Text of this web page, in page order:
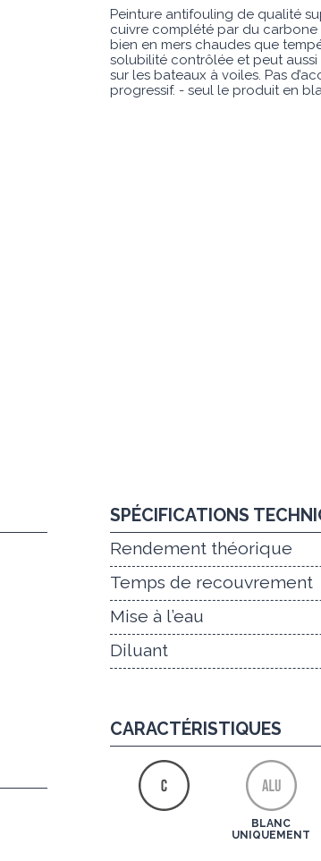
Peinture antifouling de qualité
cuivre complété par du
bien en mers chaudes que
solubilité contrôlée et peut
sur les bateaux à voiles. Pas
progressif. - seul le produit en
SPÉCIFICATIONS
Rendement théorique
Temps de recouvrement
Mise à l’eau
Diluant
CARACTÉRISTIQUES
BLANC
UNIQUEMENT